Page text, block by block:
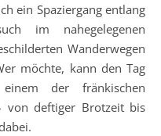
ein Spaziergang entlang
im nahegelegenen
Wanderwegen
möchte, kann den Tag
der fränkischen
von deftiger Brotzeit bis